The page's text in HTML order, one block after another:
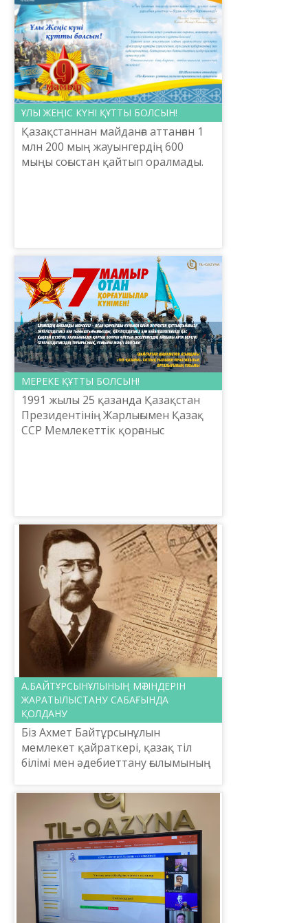
ҰЛЫ ЖЕҢІС КҮНІ ҚҰТТЫ БОЛСЫН!
Қазақстаннан майданға аттанған 1
млн 200 мың жауынгердің 600
мыңы соғыстан қайтып оралмады.
МЕРЕКЕ ҚҰТТЫ БОЛСЫН!
1991 жылы 25 қазанда Қазақстан
Президентінің Жарлығымен Қазақ
ССР Мемлекеттік қорғаныс
А.БАЙТҰРСЫНҰЛЫНЫҢ МӘТІНДЕРІН
ЖАРАТЫЛЫСТАНУ САБАҒЫНДА
ҚОЛДАНУ
Біз Ахмет Байтұрсынұлын
мемлекет қайраткері, қазақ тіл
білімі мен әдебиеттану ғылымының
әліпбидің және тұңғыш «Әліппенің»
авторы, ағартушы ретін...